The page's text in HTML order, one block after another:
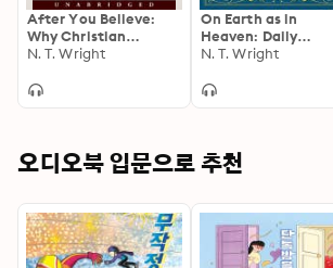
After You Believe:
Why Christian
Character Matters
N. T. Wright
On Earth as in
Heaven: Daily
Wisdom for Twenty-
Christians
N. T. Wright
오디오북 입문으로 추천